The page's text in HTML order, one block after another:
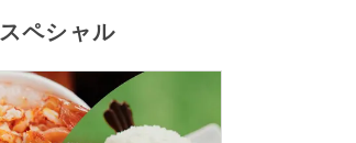
スペシャル